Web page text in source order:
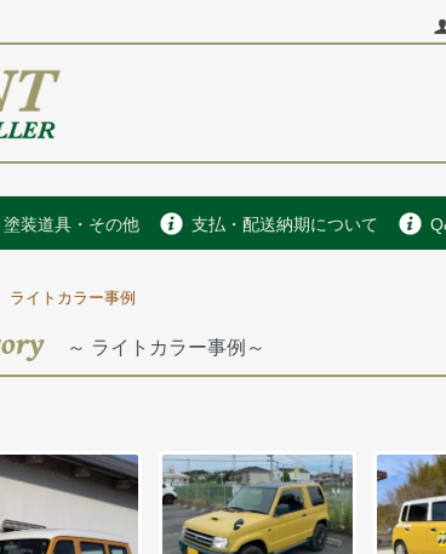
塗装道具・その他 支払・配送納期について
ライトカラー事例
～ ライトカラー事例～